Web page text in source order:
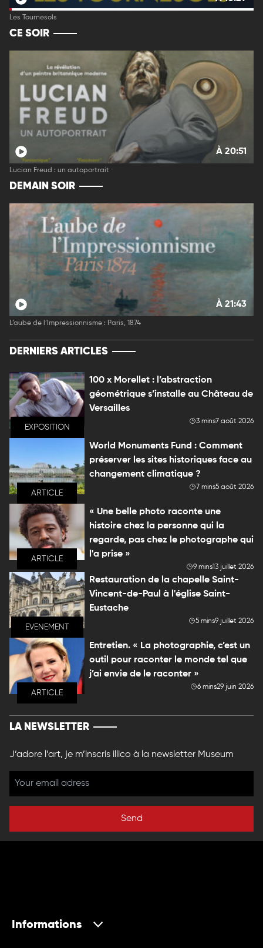
Les Tournesols
CE SOIR
À 20:51
Lucian Freud : un autoportrait
DEMAIN SOIR
À 21:43
L’aube de l’Impressionnisme : Paris, 1874
DERNIERS ARTICLES
EXPOSITION
100 x Morellet : l’abstraction
géométrique s’installe au Château de
Versailles
3 mins7 août 2026
ARTICLE
World Monuments Fund : Comment
préserver les sites historiques face au
changement climatique ?
7 mins5 août 2026
ARTICLE
« Une belle photo raconte une
histoire chez la personne qui la
regarde, pas chez le photographe qui
l'a prise »
9 mins13 juillet 2026
EVENEMENT
Restauration de la chapelle Saint-
Vincent-de-Paul à l'église Saint-
Eustache
5 mins9 juillet 2026
ARTICLE
Entretien. « La photographie, c’est un
outil pour raconter le monde tel que
j’ai envie de le raconter »
6 mins29 juin 2026
LA NEWSLETTER
J’adore l’art, je m’inscris illico à la newsletter Museum
Send
Informations